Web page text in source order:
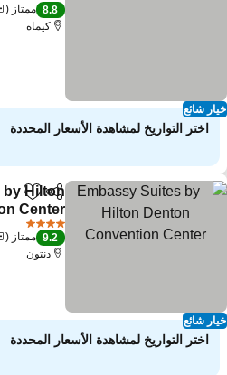
شائع
8.8 ممتاز
كيماه
اختر التواريخ لمشاهدة الأسعار المحددة
شائع
مشاركة
by Hilton
Center
مشاهدة
9.2 ممتاز
دنتون
اختر التواريخ لمشاهدة الأسعار المحددة